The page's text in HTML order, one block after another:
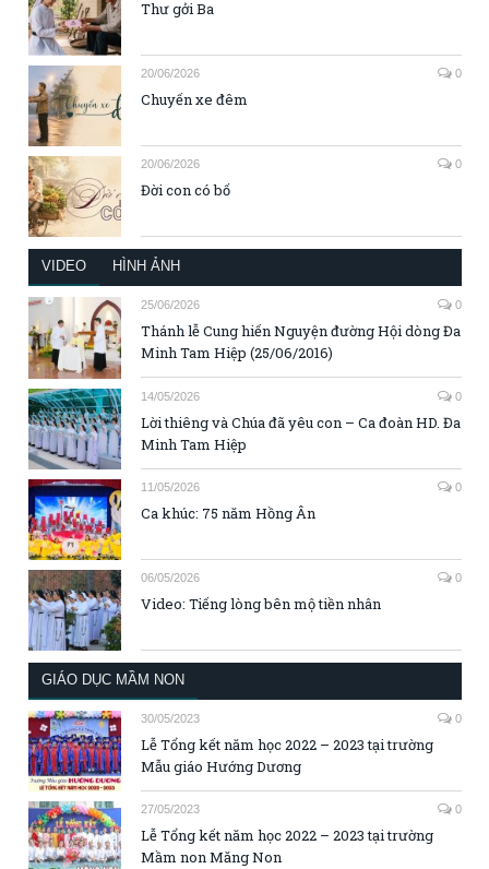
Thư gởi Ba
20/06/2026 0
Chuyến xe đêm
20/06/2026 0
Đời con có bố
VIDEO HÌNH ẢNH
25/06/2026 0
Thánh lễ Cung hiến Nguyện đường Hội dòng Đa
Minh Tam Hiệp (25/06/2016)
14/05/2026 0
Lời thiêng và Chúa đã yêu con – Ca đoàn HD. Đa
Minh Tam Hiệp
11/05/2026 0
Ca khúc: 75 năm Hồng Ân
06/05/2026 0
Video: Tiếng lòng bên mộ tiền nhân
GIÁO DỤC MẦM NON
30/05/2023 0
Lễ Tổng kết năm học 2022 – 2023 tại trường
Mẫu giáo Hướng Dương
27/05/2023 0
Lễ Tổng kết năm học 2022 – 2023 tại trường
Mầm non Măng Non